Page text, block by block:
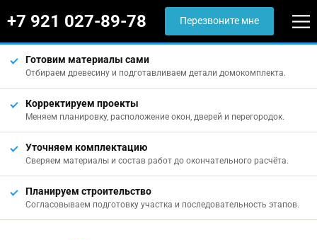
+7 921 027-89-78 Перезвоните мне
Готовим материалы сами
Отбираем древесину и подготавливаем детали домокомплекта.
Корректируем проекты
Меняем планировку, расположение окон, дверей и перегородок.
Уточняем комплектацию
Сверяем материалы и состав работ до окончательного расчёта.
Планируем строительство
Согласовываем подготовку участка и последовательность этапов.